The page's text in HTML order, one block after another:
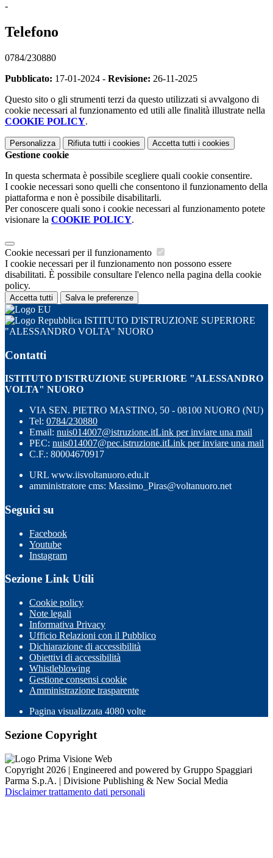
-
Telefono
0784/230880
Pubblicato: 17-01-2024 - Revisione: 26-11-2025
Questo sito o gli strumenti terzi da questo utilizzati si avvalgono di
cookie necessari al funzionamento ed utili alle finalità illustrate nella
COOKIE POLICY.
Personalizza Rifiuta tutti i cookies Accetta tutti i cookies
Gestione cookie
In questa schermata è possibile scegliere quali cookie consentire.
I cookie necessari sono quelli che consentono il funzionamento della
piattaforma e non è possibile disabilitarli.
Per conoscere quali sono i cookie necessari al funzionamento potete
visionare la COOKIE POLICY.
Cookie necessari per il funzionamento
I cookie necessari per il funzionamento non possono essere
disabilitati. È possibile consultare l'elenco nella pagina della cookie
policy.
Accetta tutti Salva le preferenze
ISTITUTO D'ISTRUZIONE SUPERIORE
"ALESSANDRO VOLTA" NUORO
Contatti
ISTITUTO D'ISTRUZIONE SUPERIORE "ALESSANDRO
VOLTA" NUORO
VIA SEN. PIETRO MASTINO, 50 - 08100 NUORO (NU)
Tel: 0784/230880
Email: nuis014007@istruzione.itLink per inviare una mail
PEC: nuis014007@pec.istruzione.itLink per inviare una mail
C.F.: 80004670917
URL www.iisvoltanuoro.edu.it
amministratore cms: Massimo_Piras@voltanuoro.net
Seguici su
Facebook
Youtube
Instagram
Sezione Link Utili
Cookie policy
Note legali
Informativa Privacy
Ufficio Relazioni con il Pubblico
Dichiarazione di accessibilità
Obiettivi di accessibilità
Whistleblowing
Gestione consensi cookie
Amministrazione trasparente
Pagina visualizzata 4080 volte
Sezione Copyright
Copyright 2026 | Engineered and powered by Gruppo Spaggiari
Parma S.p.A. | Divisione Publishing & New Social Media
Disclaimer trattamento dati personali